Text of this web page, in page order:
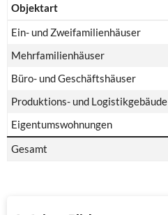
Objektart
Ein- und Zweifamilienhäuser
Mehrfamilienhäuser
Büro- und Geschäftshäuser
Produktions- und Logistikgebäude
Eigentumswohnungen
Gesamt